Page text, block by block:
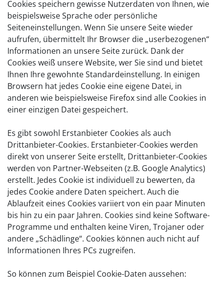
Cookies speichern gewisse Nutzerdaten von Ihnen, wie
beispielsweise Sprache oder persönliche
Seiteneinstellungen. Wenn Sie unsere Seite wieder
aufrufen, übermittelt Ihr Browser die „userbezogenen“
Informationen an unsere Seite zurück. Dank der
Cookies weiß unsere Website, wer Sie sind und bietet
Ihnen Ihre gewohnte Standardeinstellung. In einigen
Browsern hat jedes Cookie eine eigene Datei, in
anderen wie beispielsweise Firefox sind alle Cookies in
einer einzigen Datei gespeichert.
Es gibt sowohl Erstanbieter Cookies als auch
Drittanbieter-Cookies. Erstanbieter-Cookies werden
direkt von unserer Seite erstellt, Drittanbieter-Cookies
werden von Partner-Webseiten (z.B. Google Analytics)
erstellt. Jedes Cookie ist individuell zu bewerten, da
jedes Cookie andere Daten speichert. Auch die
Ablaufzeit eines Cookies variiert von ein paar Minuten
bis hin zu ein paar Jahren. Cookies sind keine Software-
Programme und enthalten keine Viren, Trojaner oder
andere „Schädlinge“. Cookies können auch nicht auf
Informationen Ihres PCs zugreifen.
So können zum Beispiel Cookie-Daten aussehen: